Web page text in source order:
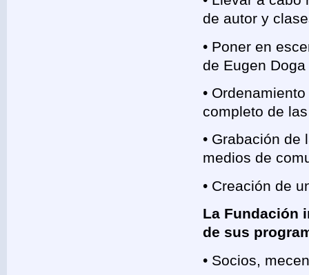
de autor y
• Poner en
de Eugen Doga
•
completo de
• Grabación
medios de
• Creación de
La Fundación
de sus
• Socios,